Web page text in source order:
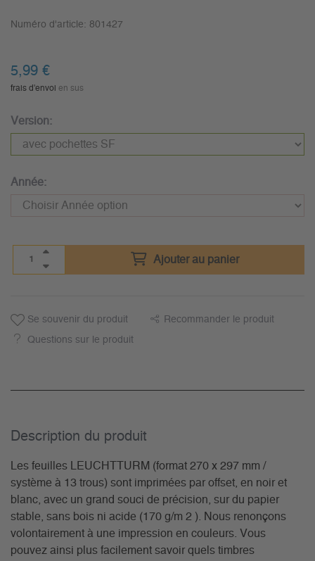
Numéro d'article: 801427
5,99 €
frais d'envoi en sus
Version:
Année:
Ajouter au panier
Se souvenir du produit Recommander le produit
Questions sur le produit
Description du­ produit
Les feuilles LEUCHTTURM (format 270 x 297 mm /
système à 13 trous) sont imprimées par offset, en noir et
blanc, avec un grand souci de précision, sur du papier
stable, sans bois ni acide (170 g/m 2 ). Nous renonçons
volontairement à une impression en couleurs. Vous
pouvez ainsi plus facilement savoir quels timbres